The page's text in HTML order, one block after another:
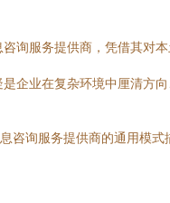
询服务提供商，凭借其对
企业在复杂环境中厘清方
咨询服务提供商的通用模